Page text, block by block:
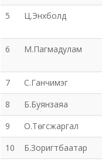
5 Ц.Энхболд
6 М.Пагмадулам
7 С.Ганчимэг
8
Б.Буянзаяа
9
О.Төгсжаргал
10
Б.Зоригтбаатар